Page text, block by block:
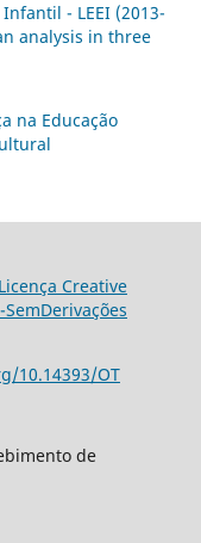
- LEEI (2013-
analysis in three
na Educação
Licença Creative
10.14393/OT
de